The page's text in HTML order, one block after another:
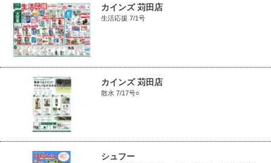
カインズ 苅田店
生活応援 7/1号
カインズ 苅田店
散水 7/17号○
シュフー